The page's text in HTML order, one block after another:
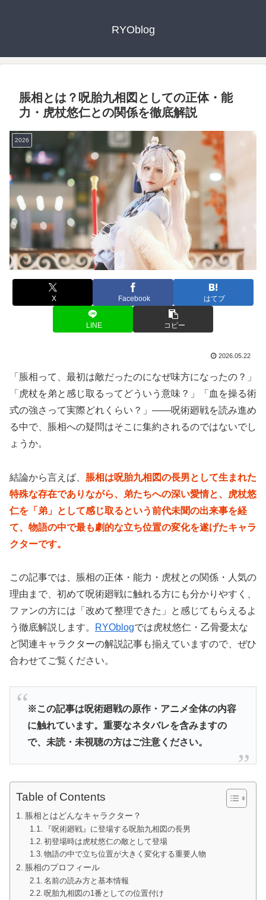
RYOblog
脹相とは？呪胎九相図としての正体・能
力・虎杖悠仁との関係を徹底解説
2026
X Facebook はてブ
LINE コピー
2026.05.22
「脹相って、最初は敵だったのになぜ味方になったの？」
「虎杖を弟と感じ取るってどういう意味？」「血を操る術
式の強さって実際どれくらい？」——呪術廻戦を読み進め
る中で、脹相への疑問はそこに集約されるのではないでし
ょうか。
結論から言えば、 脹相は呪胎九相図の長男として生まれた
特殊な存在でありながら、弟たちへの深い愛情と、虎杖悠
仁を「弟」として感じ取るという前代未聞の出来事を経
て、物語の中で最も劇的な立ち位置の変化を遂げたキャラ
クターです。
この記事では、脹相の正体・能力・虎杖との関係・人気の
理由まで、初めて呪術廻戦に触れる方にも分かりやすく、
ファンの方には「改めて整理できた」と感じてもらえるよ
う徹底解説します。
RYOblogでは虎杖悠仁・乙骨憂太な
ど関連キャラクターの解説記事も揃えていますので、ぜひ
合わせてご覧ください。
※この記事は呪術廻戦の原作・アニメ全体の内容
に触れています。重要なネタバレを含みますの
で、未読・未視聴の方はご注意ください。
Table of Contents
脹相とはどんなキャラクター？
『呪術廻戦』に登場する呪胎九相図の長男
初登場時は虎杖悠仁の敵として登場
物語の中で立ち位置が大きく変化する重要人物
脹相のプロフィール
名前の読み方と基本情報
呪胎九相図の1番としての位置付け